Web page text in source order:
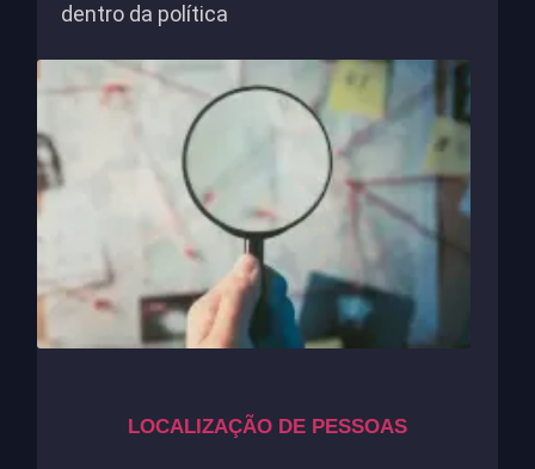
dentro da política
LOCALIZAÇÃO DE PESSOAS